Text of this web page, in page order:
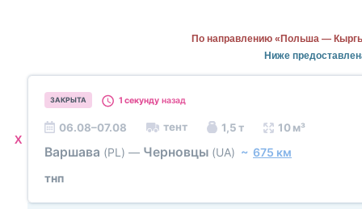
По направлению «Польша —
Ниже
X
ЗАКРЫТА 1 секунду назад
06.08–07.08 тент 1,5 т 10 м³
Варшава (PL) — Черновцы (UA) ~ 675 км
тнп